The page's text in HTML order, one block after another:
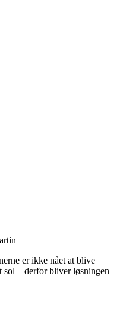
er ikke nået at blive
– derfor bliver løsningen